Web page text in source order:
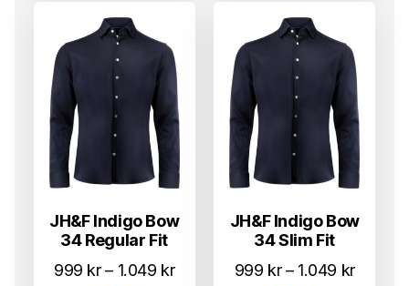
JH&F Indigo Bow
34 Regular Fit
999 kr – 1.049 krPrisområde:
JH&F Indigo Bow
34 Slim Fit
999 kr – 1.049 kr